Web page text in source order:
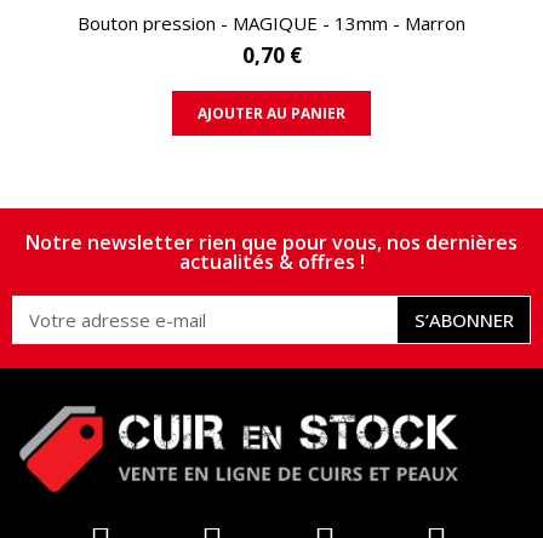
APERÇU RAPIDE
Bouton pression - MAGIQUE - 13mm - Marron
0,70 €
AJOUTER AU PANIER
Notre newsletter rien que pour vous, nos dernières
actualités & offres !
S’ABONNER